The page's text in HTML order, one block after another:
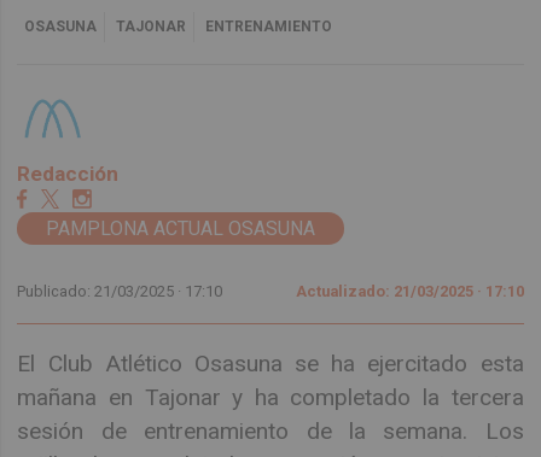
OSASUNA TAJONAR ENTRENAMIENTO
Redacción
PAMPLONA ACTUAL OSASUNA
Publicado: 21/03/2025 · 17:10 Actualizado: 21/03/2025 · 17:10
El Club Atlético Osasuna se ha ejercitado esta
mañana en Tajonar y ha completado la tercera
sesión de entrenamiento de la semana. Los